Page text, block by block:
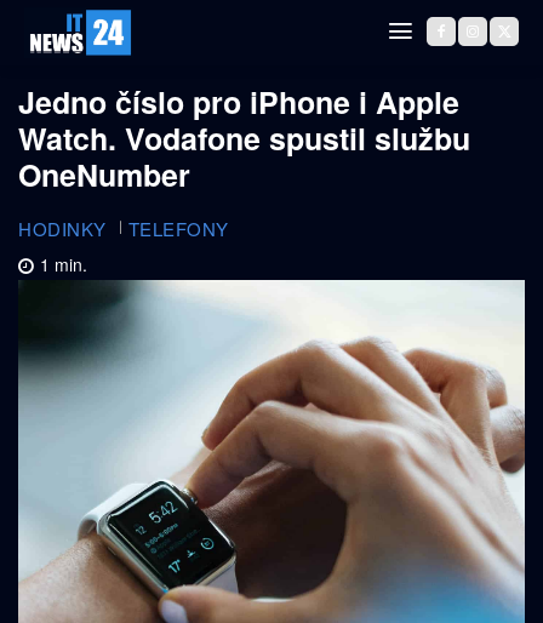
Jedno číslo pro iPhone i Apple
Watch. Vodafone spustil službu
OneNumber
HODINKY TELEFONY
1 min.